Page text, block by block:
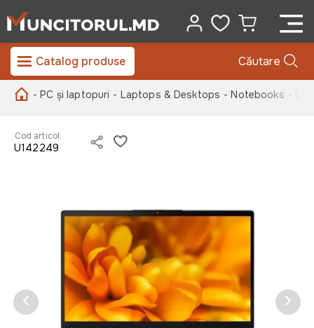
Catalog produse Căutare
- PC și laptopuri - Laptops & Desktops - Notebooks -
Cod articol:
U142249